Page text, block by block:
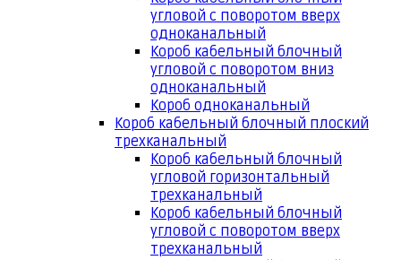
угловой с поворотом вверх
одноканальный
Короб кабельный блочный
угловой с поворотом вниз
одноканальный
Короб одноканальный
Короб кабельный блочный плоский
трехканальный
Короб кабельный блочный
угловой горизонтальный
трехканальный
Короб кабельный блочный
угловой с поворотом вверх
трехканальный